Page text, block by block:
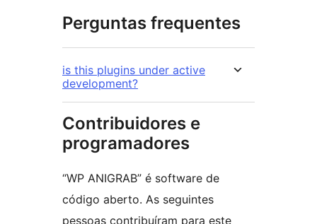
Perguntas frequentes
is this plugins under active
development?
Contribuidores e
programadores
“WP ANIGRAB” é software de
código aberto. As seguintes
pessoas contribuíram para este